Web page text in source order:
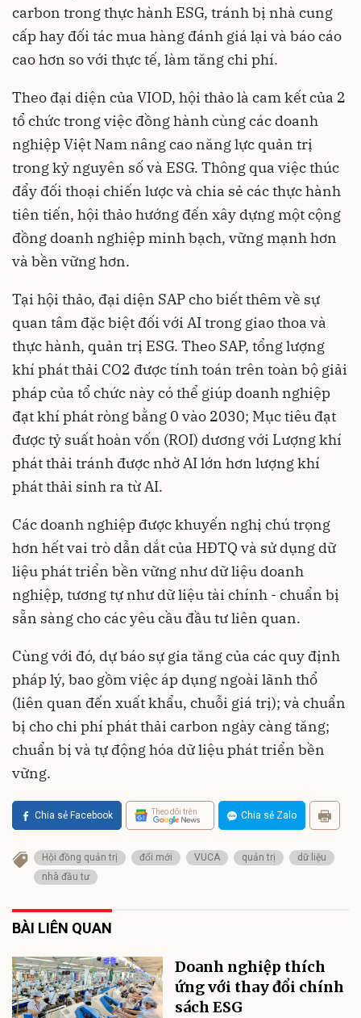
carbon trong thực hành ESG, tránh bị nhà cung
cấp hay đối tác mua hàng đánh giá lại và báo cáo
cao hơn so với thực tế, làm tăng chi phí.
Theo đại diện của VIOD, hội thảo là cam kết của 2
tổ chức trong việc đồng hành cùng các doanh
nghiệp Việt Nam nâng cao năng lực quản trị
trong kỷ nguyên số và ESG. Thông qua việc thúc
đẩy đối thoại chiến lược và chia sẻ các thực hành
tiên tiến, hội thảo hướng đến xây dựng một cộng
đồng doanh nghiệp minh bạch, vững mạnh hơn
và bền vững hơn.
Tại hội thảo, đại diện SAP cho biết thêm về sự
quan tâm đặc biệt đối với AI trong giao thoa và
thực hành, quản trị ESG. Theo SAP, tổng lượng
khí phát thải CO2 được tính toán trên toàn bộ giải
pháp của tổ chức này có thể giúp doanh nghiệp
đạt khí phát ròng bằng 0 vào 2030; Mục tiêu đạt
được tỷ suất hoàn vốn (ROI) dương với Lượng khí
phát thải tránh được nhờ AI lớn hơn lượng khí
phát thải sinh ra từ AI.
Các doanh nghiệp được khuyến nghị chú trọng
hơn hết vai trò dẫn dắt của HĐTQ và sử dụng dữ
liệu phát triển bền vững như dữ liệu doanh
nghiệp, tương tự như dữ liệu tài chính - chuẩn bị
sẵn sàng cho các yêu cầu đầu tư liên quan.
Cùng với đó, dự báo sự gia tăng của các quy định
pháp lý, bao gồm việc áp dụng ngoài lãnh thổ
(liên quan đến xuất khẩu, chuỗi giá trị); và chuẩn
bị cho chi phí phát thải carbon ngày càng tăng;
chuẩn bị và tự động hóa dữ liệu phát triển bền
vững.
Chia sẻ Facebook Theo dõi trên Chia sẻ Zalo
Hội đồng quản trị đổi mới VUCA quản trị
dữ liệu
nhà đầu tư
BÀI LIÊN QUAN
Doanh nghiệp thích
ứng với thay đổi chính
sách ESG